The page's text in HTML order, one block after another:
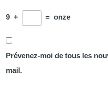
9 + = onze
Prévenez-moi de tous les
mail.